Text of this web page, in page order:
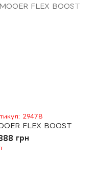
29478
FLEX BOOST
грн